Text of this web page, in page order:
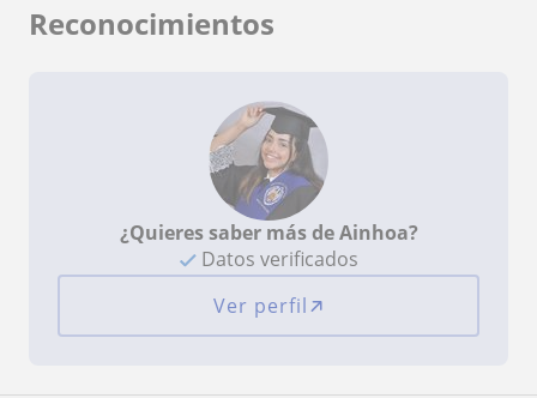
Reconocimientos
¿Quieres saber más de Ainhoa?
Datos verificados
Ver perfil